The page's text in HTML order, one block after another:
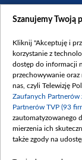
Szanujemy Twoją
Kliknij "Akceptuję i
korzystanie z
dostęp do informacji
przechowywanie
nas, czyli Telewizję
Zaufanych Partnerów
Partnerów TVP (93
zautomatyzowanego
mierzenia ich
także zgody na